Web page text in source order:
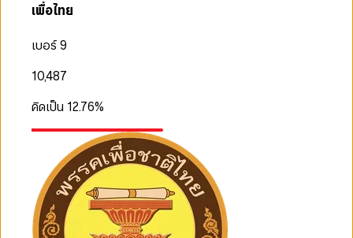
เพื่อไทย
เบอร์ 9
10,487
คิดเป็น 12.76%